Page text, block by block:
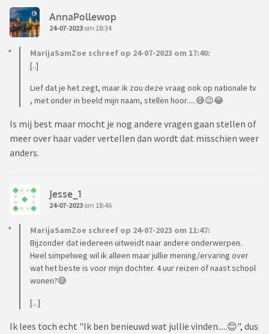
AnnaPollewop
24-07-2023 om 18:34
MarijaSamZoe schreef op 24-07-2023 om 17:40:
[..]
Lief dat je het zegt, maar ik zou deze vraag ook op nationale tv
, met onder in beeld mijn naam, stellen hoor.....😅😉😂
Is mij best maar mocht je nog andere vragen gaan stellen of
meer over haar vader vertellen dan wordt dat misschien weer
anders.
Jesse_1
24-07-2023 om 18:46
MarijaSamZoe schreef op 24-07-2023 om 11:47:
Bijzonder dat iedereen uitweidt naar andere onderwerpen.
Heel simpelweg wil ik alleen maar jullie mening/ervaring over
wat het beste is voor mijn dochter. 4 uur reizen of naast school
wonen?😅
[...]
Ik lees toch echt "Ik ben benieuwd wat jullie vinden.....😊", dus